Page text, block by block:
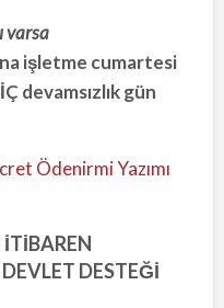
varsa
işletme cumartesi
devamsızlık gün
Ödenirmi Yazımı
DESTEĞİ